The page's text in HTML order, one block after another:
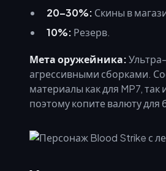
20–30%: Скины в
10%: Резерв.
Мета оружейника:
агрессивными сборками.
материалы как для MP7,
поэтому копите валюту